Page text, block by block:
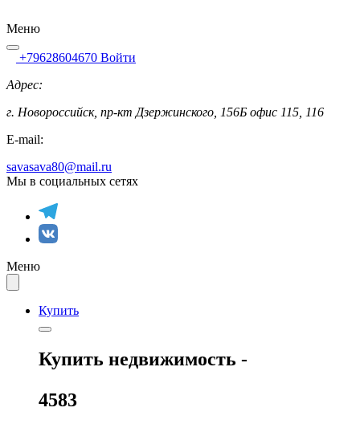
Меню
+79628604670 Войти
Адрес:
г. Новороссийск, пр-кт Дзержинского, 156Б офис 115, 116
E-mail:
savasava80@mail.ru
Мы в социальных сетях
Меню
Купить
Купить недвижимость -
4583